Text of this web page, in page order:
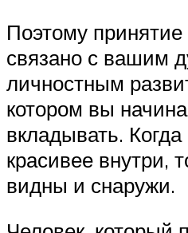
Поэтому
связано с вашим
личностным
котором вы
вкладывать.
красивее внутри,
видны и снаружи.